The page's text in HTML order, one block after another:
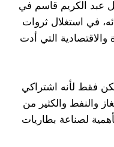
عبد الكريم قاسم في
في استغلال ثروات
والاقتصادية التي أدت
فقط لأنه اشتراكي
والنفط والكثير من
لصناعة بطاريات